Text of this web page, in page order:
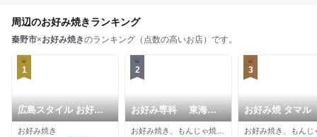
周辺のお好み焼きランキング
秦野市×お好み焼きのランキング（点数の高いお店）です。
1
広島スタイル お好み
焼 くじら
お好み焼き
2
お好み専科 東海大
学前店
3
お好み焼 タマル